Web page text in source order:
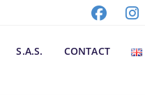
S.A.S. CONTACT